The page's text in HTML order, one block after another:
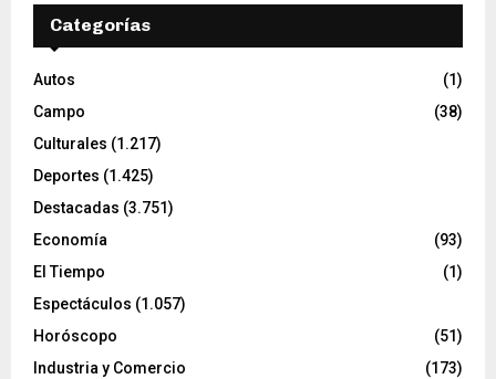
Categorías
Autos
(1)
Campo
(38)
Culturales (1.217)
Deportes (1.425)
Destacadas (3.751)
Economía
(93)
El Tiempo
(1)
Espectáculos (1.057)
Horóscopo
(51)
Industria y Comercio
(173)